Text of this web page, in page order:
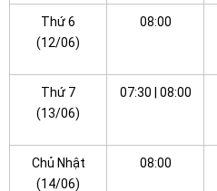
Thứ 6
(12/06)
08:00
Thứ 7
(13/06)
07:30 | 08:00
Chủ Nhật
(14/06)
08:00